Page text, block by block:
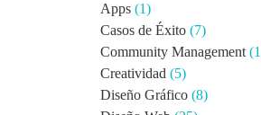
Apps (1)
Casos de Éxito (7)
Community Management
Creatividad (5)
Diseño Gráfico (8)